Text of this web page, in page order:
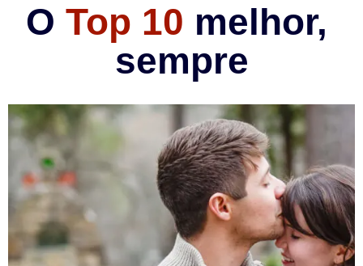
O Top 10 melhor,
sempre